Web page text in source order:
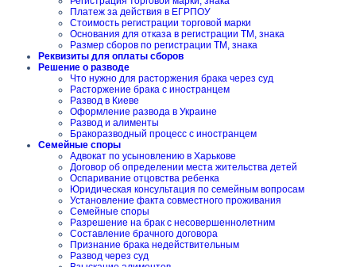
Платеж за действия в ЕГРПОУ
Стоимость регистрации торговой марки
Основания для отказа в регистрации ТМ, знака
Размер сборов по регистрации ТМ, знака
Реквизиты для оплаты сборов
Решение о разводе
Что нужно для расторжения брака через суд
Расторжение брака с иностранцем
Развод в Киеве
Оформление развода в Украине
Развод и алименты
Бракоразводный процесс с иностранцем
Семейные споры
Адвокат по усыновлению в Харькове
Договор об определении места жительства детей
Оспаривание отцовства ребенка
Юридическая консультация по семейным вопросам
Установление факта совместного проживания
Семейные споры
Разрешение на брак с несовершеннолетним
Составление брачного договора
Признание брака недействительным
Развод через суд